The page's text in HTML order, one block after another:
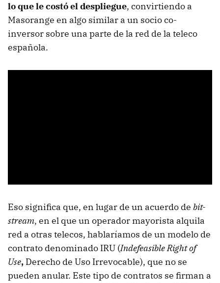
lo que le costó el despliegue, convirtiendo a
Masorange en algo similar a un socio co-
inversor sobre una parte de la red de la teleco
española.
Eso significa que, en lugar de un acuerdo de bit-
stream, en el que un operador mayorista alquila
red a otras telecos, hablaríamos de un modelo de
contrato denominado IRU (Indefeasible Right of
Use, Derecho de Uso Irrevocable), que no se
pueden anular. Este tipo de contratos se firman a